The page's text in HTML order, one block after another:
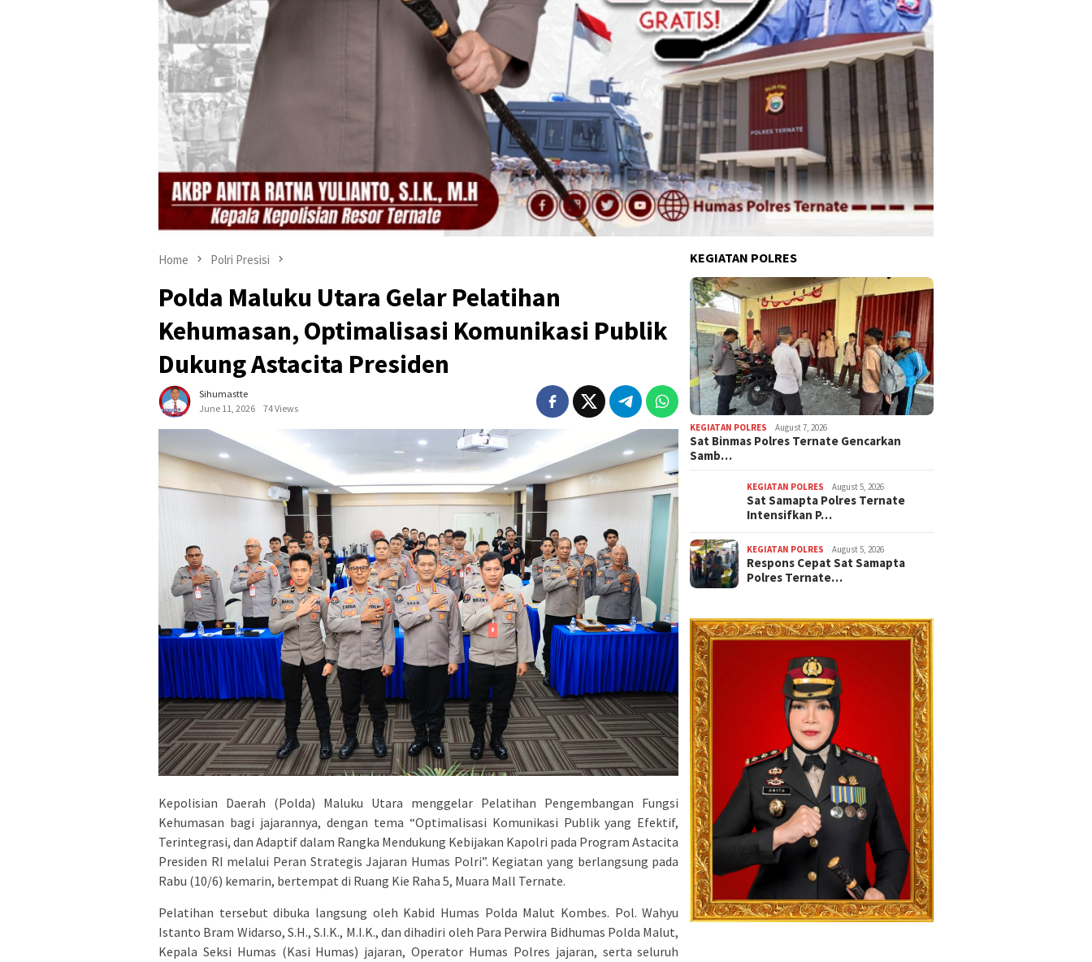
Home Polri Presisi
Polda Maluku Utara Gelar Pelatihan
Kehumasan, Optimalisasi Komunikasi Publik
Dukung Astacita Presiden
Sihumastte
June 11, 2026
74 Views
Kepolisian Daerah (Polda) Maluku Utara menggelar Pelatihan Pengembangan Fungsi
Kehumasan bagi jajarannya, dengan tema “Optimalisasi Komunikasi Publik yang Efektif,
Terintegrasi, dan Adaptif dalam Rangka Mendukung Kebijakan Kapolri pada Program Astacita
Presiden RI melalui Peran Strategis Jajaran Humas Polri”. Kegiatan yang berlangsung pada
Rabu (10/6) kemarin, bertempat di Ruang Kie Raha 5, Muara Mall Ternate.
Pelatihan tersebut dibuka langsung oleh Kabid Humas Polda Malut Kombes. Pol. Wahyu
Istanto Bram Widarso, S.H., S.I.K., M.I.K., dan dihadiri oleh Para Perwira Bidhumas Polda Malut,
Kepala Seksi Humas (Kasi Humas) jajaran, Operator Humas Polres jajaran, serta seluruh
KEGIATAN POLRES
KEGIATAN POLRES August 7, 2026
Sat Binmas Polres Ternate Gencarkan
Samb…
KEGIATAN POLRES August 5, 2026
Sat Samapta Polres Ternate
Intensifkan P…
KEGIATAN POLRES August 5, 2026
Respons Cepat Sat Samapta
Polres Ternate…